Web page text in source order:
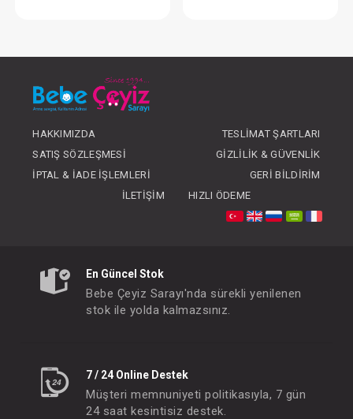
OLUNUZ
HAKKIMIZDA
TESLIMAT ŞARTLARI
SATIŞ SÖZLEŞMESI
GIZLILIK & GÜVENLIK
İPTAL & İADE İŞLEMLERI
GERI BILDIRIM
İLETIŞIM
HIZLI ÖDEME
En Güncel Stok
Bebe Çeyiz Sarayı'nda sürekli yenilenen
stok ile yolda kalmazsınız.
7 / 24 Online Destek
Müşteri memnuniyeti politikasıyla, 7 gün
24 saat kesintisiz destek.